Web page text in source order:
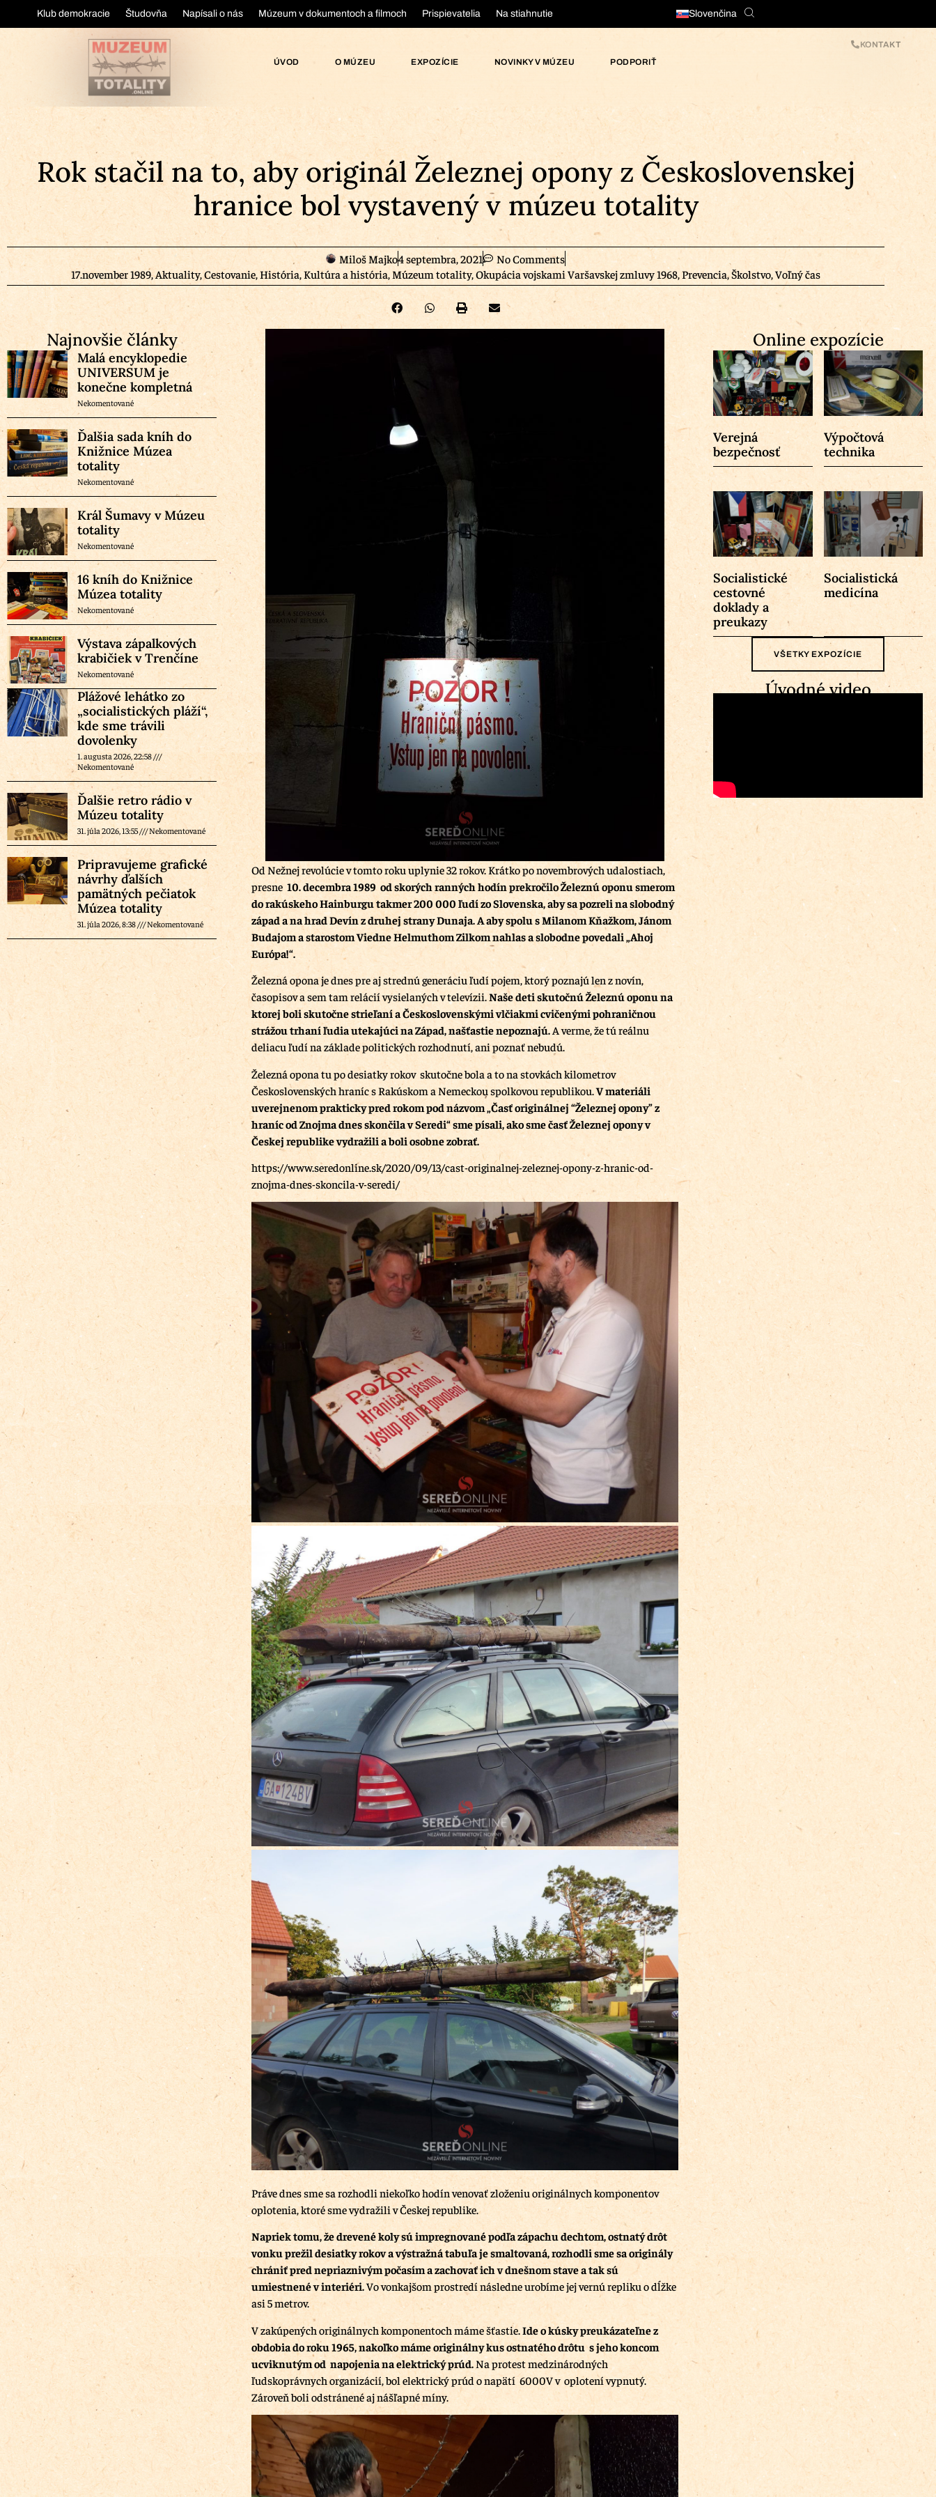
Klub demokracie Študovňa Napísali o nás Múzeum v dokumentoch a filmoch Prispievatelia Na stiahnutie Slovenčina
ÚVOD O MÚZEU EXPOZÍCIE NOVINKY V MÚZEU PODPORIŤ
KONTAKT
Rok stačil na to, aby originál Železnej opony z Československej
hranice bol vystavený v múzeu totality
Miloš Majko4 septembra, 2021
No Comments
17.november 1989,Aktuality, Cestovanie História Kultúra a história Múzeum totality, Okupácia vojskami Varšavskej zmluvy 1968,Prevencia,Školstvo Voľný čas
Najnovšie články
Malá encyklopedie
UNIVERSUM je
konečne kompletná
Nekomentované
Ďalšia sada kníh do
Knižnice Múzea
totality
Nekomentované
Král Šumavy v Múzeu
totality
Nekomentované
16 kníh do Knižnice
Múzea totality
Nekomentované
Výstava zápalkových
krabičiek v Trenčíne
Nekomentované
Plážové lehátko zo
„socialistických pláží“,
kde sme trávili
dovolenky
1. augusta 2026, 22:58
Nekomentované
Ďalšie retro rádio v
Múzeu totality
31. júla 2026, 13:55 Nekomentované
Pripravujeme grafické
návrhy ďalších
pamätných pečiatok
Múzea totality
31. júla 2026, 8:38 Nekomentované
Od Nežnej revolúcie v tomto roku uplynie 32 rokov. Krátko po novembrových udalostiach,
presne 10. decembra 1989 od skorých ranných hodín prekročilo Železnú oponu smerom
do rakúskeho Hainburgu takmer 200 000 ľudí zo Slovenska, aby sa pozreli na slobodný
západ a na hrad Devín z druhej strany Dunaja. A aby spolu s Milanom Kňažkom, Jánom
Budajom a starostom Viedne Helmuthom Zilkom nahlas a slobodne povedali „Ahoj
Európa!“.
Železná opona je dnes pre aj strednú generáciu ľudí pojem, ktorý poznajú len z novín,
časopisov a sem tam relácií vysielaných v televízii.Naše deti skutočnú Železnú oponu na
ktorej boli skutočne strieľaní a Československými vlčiakmi cvičenými pohraničnou
strážou trhaní ľudia utekajúci na Západ, našťastie nepoznajú. A verme, že tú reálnu
deliacu ľudí na základe politických rozhodnutí, ani poznať nebudú.
Železná opona tu po desiatky rokov skutočne bola a to na stovkách kilometrov
Československých hraníc s Rakúskom a Nemeckou spolkovou republikou.V materiáli
uverejnenom prakticky pred rokom pod názvom „Časť originálnej “Železnej opony” z
hraníc od Znojma dnes skončila v Seredi“ sme písali, ako sme časť Železnej opony v
Českej republike vydražili a boli osobne zobrať.
https://www.seredonline.sk/2020/09/13/cast-originalnej-zeleznej-opony-z-hranic-od-
znojma-dnes-skoncila-v-seredi/
Práve dnes sme sa rozhodli niekoľko hodín venovať zloženiu originálnych komponentov
oplotenia, ktoré sme vydražili v Českej republike.
Napriek tomu, že drevené koly sú impregnované podľa zápachu dechtom, ostnatý drôt
vonku prežil desiatky rokov a výstražná tabuľa je smaltovaná, rozhodli sme sa originály
chrániť pred nepriaznivým počasím a zachovať ich v dnešnom stave a tak sú
umiestnené v interiéri.Vo vonkajšom prostredí následne urobíme jej vernú repliku o dĺžke
asi 5 metrov.
V zakúpených originálnych komponentoch máme šťastie. Ide o kúsky preukázateľne z
obdobia do roku 1965, nakoľko máme originálny kus ostnatého drôtu s jeho koncom
ucviknutým od napojenia na elektrický prúd. Na protest medzinárodných
ľudskoprávnych organizácií, bol elektrický prúd o napätí 6000V v oplotení vypnutý.
Zároveň boli odstránené aj nášľapné míny.
Online expozície
Verejná
bezpečnosť
Výpočtová
technika
Socialistické
cestovné
doklady a
preukazy
Socialistická
medicína
VŠETKY EXPOZÍCIE
Úvodné video